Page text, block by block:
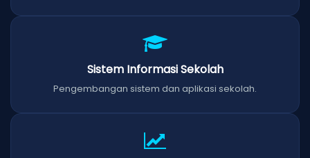
Sistem Informasi Sekolah
Pengembangan sistem dan aplikasi sekolah.